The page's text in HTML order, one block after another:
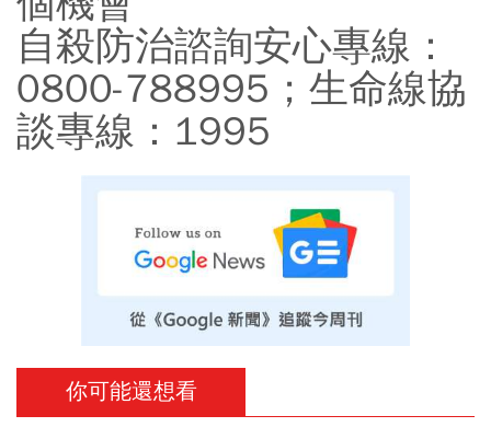
自殺防治諮詢安心專線：
0800-788995；生命線協
談專線：1995​
你可能還想看